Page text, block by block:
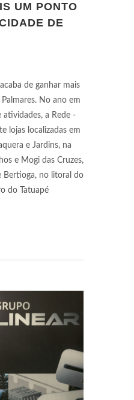
UM PONTO
DE
de ganhar mais
No ano em
atividades, a Rede -
lojas localizadas em
e Jardins, na
e Mogi das Cruzes,
Bertioga, no litoral do
do Tatuapé